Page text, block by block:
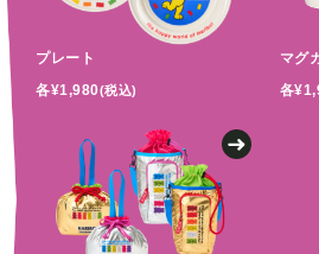
プレート
各¥1,980(税込)
マグ
各